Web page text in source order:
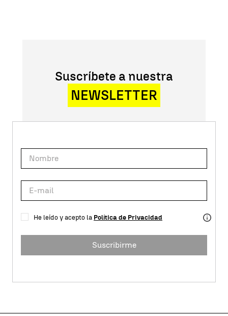
Suscríbete a nuestra
NEWSLETTER
He leído y acepto la Política de Privacidad
Suscribirme